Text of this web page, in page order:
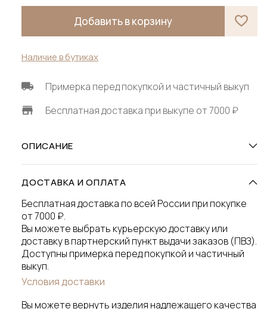
Добавить в корзину
Наличие в бутиках
Примерка перед покупкой и частичный выкуп
Бесплатная доставка при выкупе от 7000 ₽
ОПИСАНИЕ
ДОСТАВКА И ОПЛАТА
Бесплатная доставка по всей России при покупке
от 7000 ₽.
Вы можете выбрать курьерскую доставку или
доставку в партнерский пункт выдачи заказов (ПВЗ).
Доступны примерка перед покупкой и частичный
выкуп.
Условия доставки
Вы можете вернуть изделия надлежащего качества